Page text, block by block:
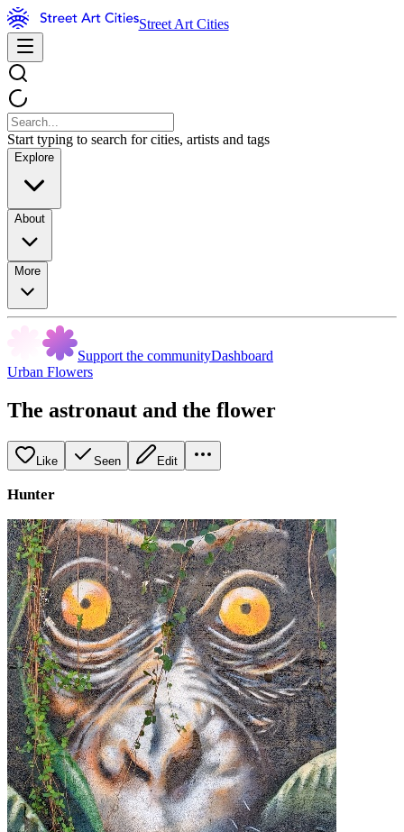
Street Art Cities
Start typing to search for cities, artists and tags
Explore
About
More
Support the communityDashboard
Urban Flowers
The astronaut and the flower
Like Seen Edit
Hunter